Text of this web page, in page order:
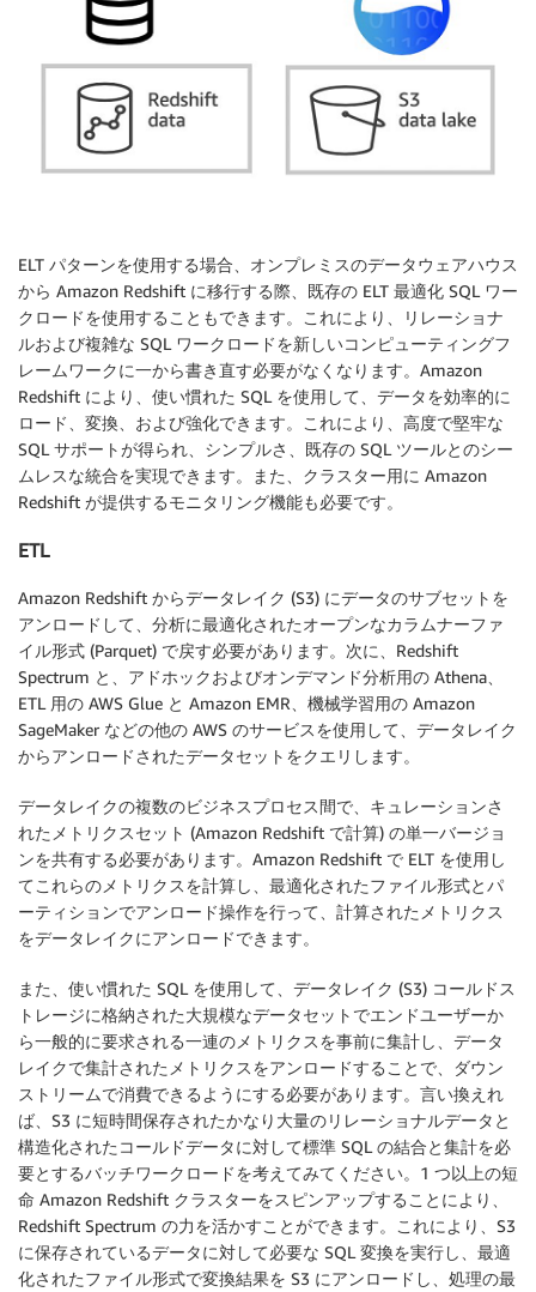
ELT パターンを使用する場合、オンプレミスのデータウェアハウス
から Amazon Redshift に移行する際、既存の ELT 最適化 SQL ワー
クロードを使用することもできます。これにより、リレーショナ
ルおよび複雑な SQL ワークロードを新しいコンピューティングフ
レームワークに一から書き直す必要がなくなります。Amazon
Redshift により、使い慣れた SQL を使用して、データを効率的に
ロード、変換、および強化できます。これにより、高度で堅牢な
SQL サポートが得られ、シンプルさ、既存の SQL ツールとのシー
ムレスな統合を実現できます。また、クラスター用に Amazon
Redshift が提供するモニタリング機能も必要です。
ETL
Amazon Redshift からデータレイク (S3) にデータのサブセットを
アンロードして、分析に最適化されたオープンなカラムナーファ
イル形式 (Parquet) で戻す必要があります。次に、Redshift
Spectrum と、アドホックおよびオンデマンド分析用の Athena、
ETL 用の AWS Glue と Amazon EMR、機械学習用の Amazon
SageMaker などの他の AWS のサービスを使用して、データレイク
からアンロードされたデータセットをクエリします。
データレイクの複数のビジネスプロセス間で、キュレーションさ
れたメトリクスセット (Amazon Redshift で計算) の単一バージョ
ンを共有する必要があります。Amazon Redshift で ELT を使用し
てこれらのメトリクスを計算し、最適化されたファイル形式とパ
ーティションでアンロード操作を行って、計算されたメトリクス
をデータレイクにアンロードできます。
また、使い慣れた SQL を使用して、データレイク (S3) コールドス
トレージに格納された大規模なデータセットでエンドユーザーか
ら一般的に要求される一連のメトリクスを事前に集計し、データ
レイクで集計されたメトリクスをアンロードすることで、ダウン
ストリームで消費できるようにする必要があります。言い換えれ
ば、S3 に短時間保存されたかなり大量のリレーショナルデータと
構造化されたコールドデータに対して標準 SQL の結合と集計を必
要とするバッチワークロードを考えてみてください。1 つ以上の短
命 Amazon Redshift クラスターをスピンアップすることにより、
Redshift Spectrum の力を活かすことができます。これにより、S3
に保存されているデータに対して必要な SQL 変換を実行し、最適
化されたファイル形式で変換結果を S3 にアンロードし、処理の最